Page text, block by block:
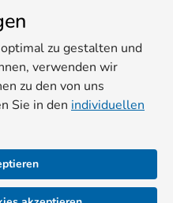
zu gestalten und
verwenden wir
zu den von uns
Sie in den individuellen